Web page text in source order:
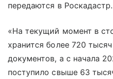
передаются в Роскадастр.
«На текущий момент в
хранится более 720
документов, а с начала
поступило свыше 63